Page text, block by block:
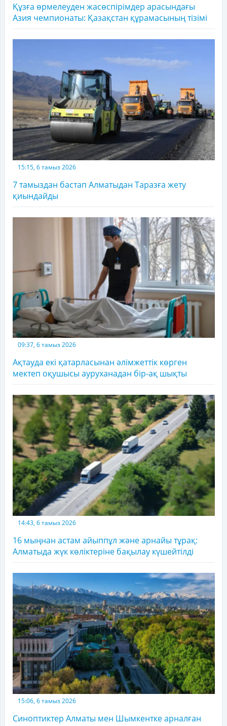
Құзға өрмелеуден жасөспірімдер арасындағы
Азия чемпионаты: Қазақстан құрамасының тізімі
15:15, 6 тамыз 2026
7 тамыздан бастап Алматыдан Таразға жету
қиындайды
09:37, 6 тамыз 2026
Ақтауда екі қатарласынан әлімжеттік көрген
мектеп оқушысы ауруханадан бір-ақ шықты
14:43, 6 тамыз 2026
16 мыңнан астам айыппұл және арнайы тұрақ:
Алматыда жүк көліктеріне бақылау күшейтілді
15:06, 6 тамыз 2026
Синоптиктер Алматы мен Шымкентке арналған